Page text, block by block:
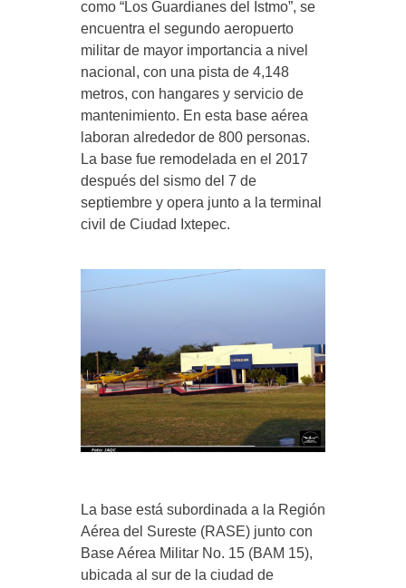
como “Los Guardianes del Istmo”, se
encuentra el segundo aeropuerto
militar de mayor importancia a nivel
nacional, con una pista de 4,148
metros, con hangares y servicio de
mantenimiento. En esta base aérea
laboran alrededor de 800 personas.
La base fue remodelada en el 2017
después del sismo del 7 de
septiembre y opera junto a la terminal
civil de Ciudad Ixtepec.
La base está subordinada a la Región
Aérea del Sureste (RASE) junto con
Base Aérea Militar No. 15 (BAM 15),
ubicada al sur de la ciudad de